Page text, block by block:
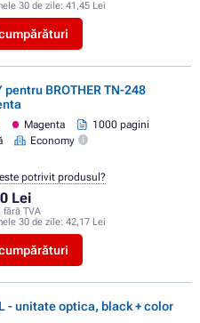
30 de zile: 41,45 Lei
pentru BROTHER TN-248
Magenta
1000 pagini
Economy
Lei
fără TVA
30 de zile: 42,17 Lei
potrivit produsul?
- unitate optica, black + color